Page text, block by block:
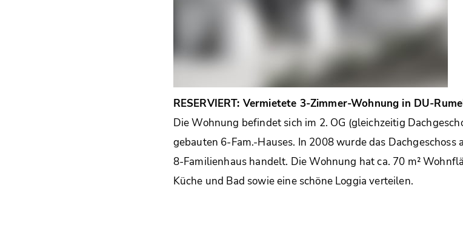
RESERVIERT: Vermietete 3-Zimmer-Wohnung in DU-
Die Wohnung befindet sich im 2. OG (gleichzeitig
gebauten 6-Fam.-Hauses. In 2008 wurde das Dachgeschoss
8-Familienhaus handelt. Die Wohnung hat ca. 70 m²
Küche und Bad sowie eine schöne Loggia verteilen.